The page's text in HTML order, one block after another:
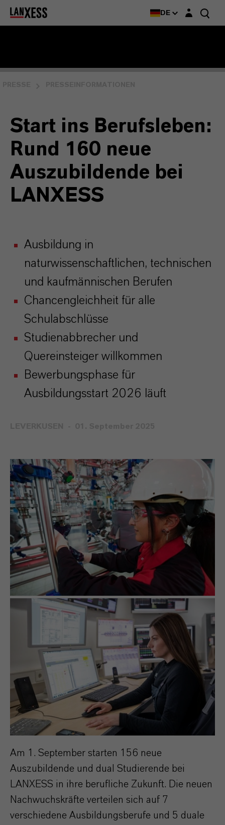
DE Login-Maske
Start ins Berufsleben:
Rund 160 neue
Auszubildende bei
LANXESS
Ausbildung in
naturwissenschaftlichen, technischen
und kaufmännischen Berufen
Chancengleichheit für alle
Schulabschlüsse
Studienabbrecher und
Quereinsteiger willkommen
Bewerbungsphase für
Ausbildungsstart 2026 läuft
Am 1. September starten 156 neue
Auszubildende und dual Studierende bei
LANXESS in ihre berufliche Zukunft. Die neuen
Nachwuchskräfte verteilen sich auf 7
verschiedene Ausbildungsberufe und 5 duale